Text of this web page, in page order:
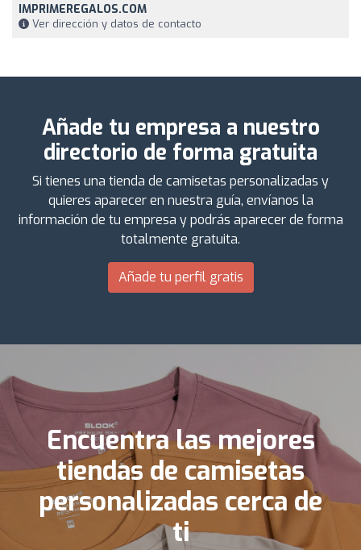
IMPRIMEREGALOS.COM
Ver dirección y datos de contacto
Añade tu empresa a nuestro
directorio de forma gratuita
Si tienes una tienda de camisetas personalizadas y
quieres aparecer en nuestra guía, envíanos la
información de tu empresa y podrás aparecer de forma
totalmente gratuita.
Añade tu perfil gratis
Encuentra las mejores
tiendas de camisetas
personalizadas cerca de
ti